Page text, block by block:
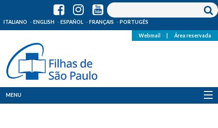
ITALIANO ENGLISH ESPAÑOL FRANÇAIS PORTUGÊS
Webmail Área reservada
MENU